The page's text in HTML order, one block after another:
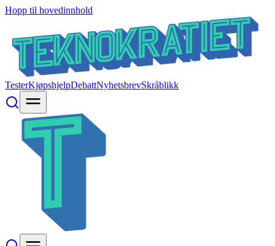
Hopp til hovedinnhold
TesterKjøpshjelpDebattNyhetsbrevSkråblikk